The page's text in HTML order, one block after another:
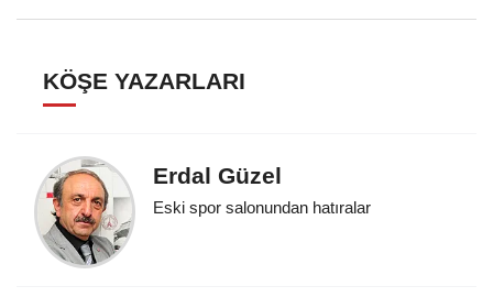
KÖŞE YAZARLARI
Erdal Güzel
Eski spor salonundan hatıralar